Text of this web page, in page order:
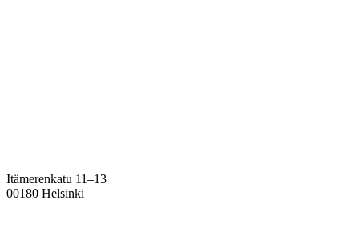
Itämerenkatu 11–13
00180 Helsinki